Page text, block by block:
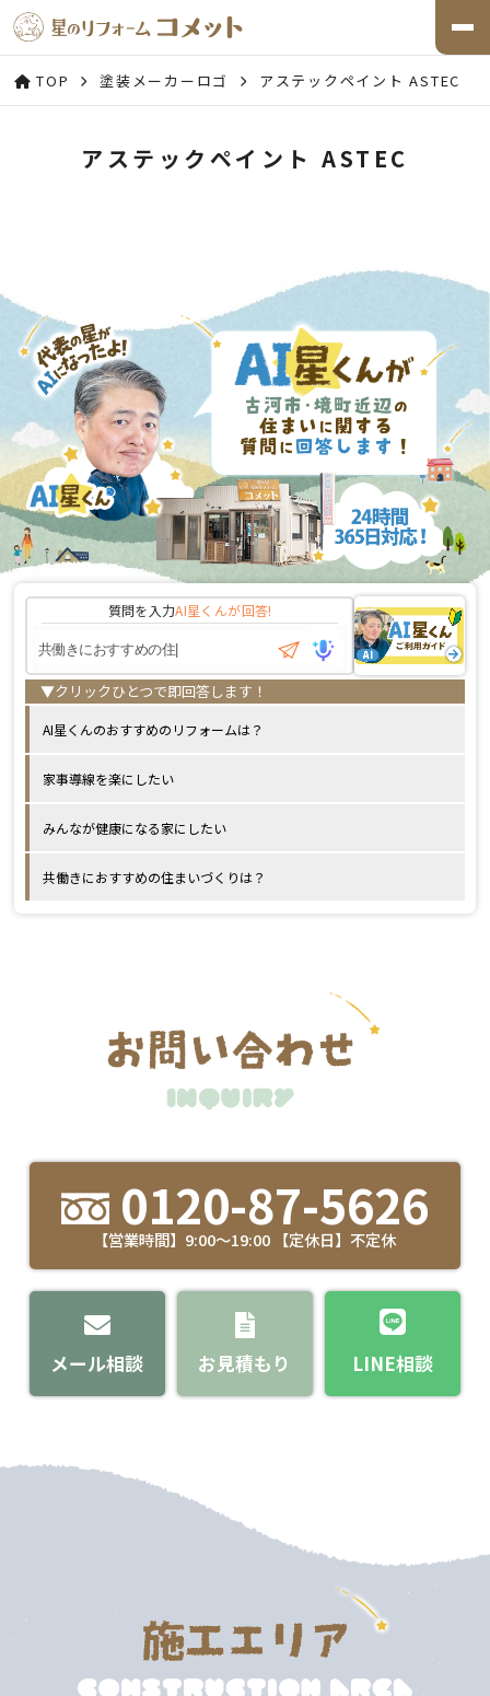
TOP 塗装メーカーロゴ アステックペイント ASTEC
アステックペイント ASTEC
質問を入力AI星くんが回答!
AI星くんのおすすめのリフォームは？
家事導線を楽にしたい
みんなが健康になる家にしたい
共働きにおすすめの住まいづくりは？
0120-87-5626
【営業時間】9:00～19:00 【定休日】不定休
メール相談 お見積もり LINE相談